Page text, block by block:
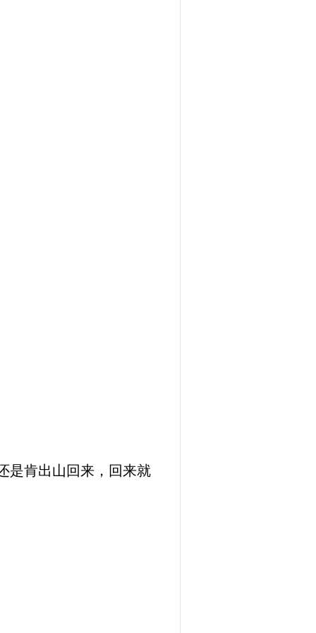
肯出山回来，回来就